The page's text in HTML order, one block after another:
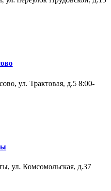
ул. Трактовая, д.5 8:00-
ул. Комсомольская, д.37